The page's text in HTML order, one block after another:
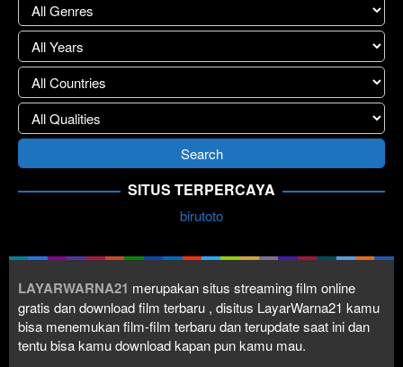
SITUS TERPERCAYA
birutoto
LAYARWARNA21 merupakan situs streaming film online
gratis dan download film terbaru , disitus LayarWarna21 kamu
bisa menemukan film-film terbaru dan terupdate saat ini dan
tentu bisa kamu download kapan pun kamu mau.